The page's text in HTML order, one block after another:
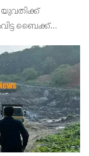
യുവതിക്ക്
ബൈക്ക്